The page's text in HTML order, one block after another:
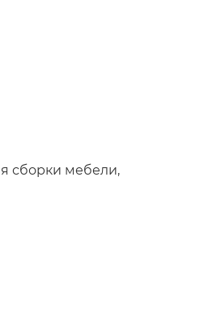
сборки мебели,